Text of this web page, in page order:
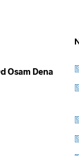
Osam Dena